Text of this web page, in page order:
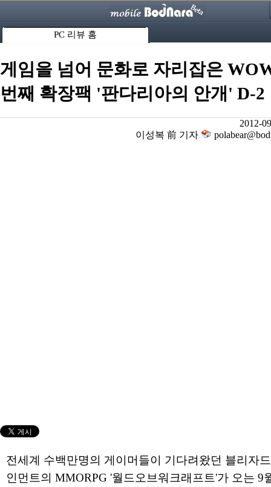
PC 리뷰 홈
게임을 넘어 문화로 자리잡은
번째 확장팩 '판다리아의 안개' D-2
2012-
이성복 前 기자
전세계 수백만명의 게이머들이 기다려왔던 블리자
인먼트의 MMORPG '월드오브워크래프트'가 오는 9